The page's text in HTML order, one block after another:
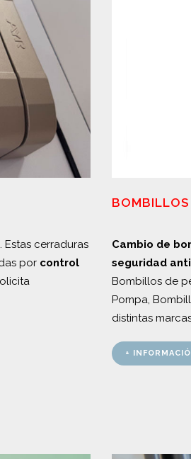
. Estas cerraduras
por control
BOMBILLOS
Cambio de
seguridad
Bombillos de
Pompa,
distintas
+